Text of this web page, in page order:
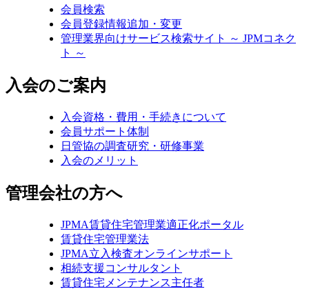
会員検索
会員登録情報追加・変更
管理業界向けサービス検索サイト ～ JPMコネク
ト ～
入会のご案内
入会資格・費用・手続きについて
会員サポート体制
日管協の調査研究・研修事業
入会のメリット
管理会社の方へ
JPMA賃貸住宅管理業適正化ポータル
賃貸住宅管理業法
JPMA立入検査オンラインサポート
相続支援コンサルタント
賃貸住宅メンテナンス主任者